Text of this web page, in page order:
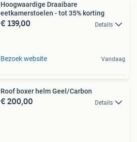
Hoogwaardige Draaibare
eetkamerstoelen - tot 35% korting
€ 139,00 Details
Bezoek website Vandaag
Roof boxer helm Geel/Carbon
€ 200,00 Details